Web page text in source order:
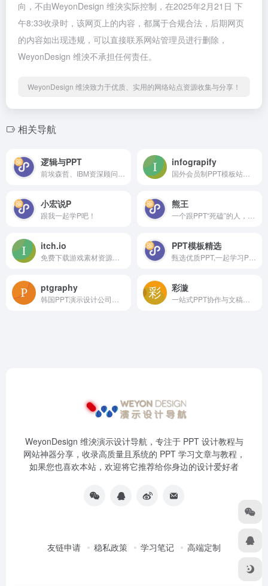
向，不由WeyonDesign 维泱实际控制，在2025年2月21日 下
午8:33收录时，该网页上的内容，都属于合规合法，后期网页
的内容如出现违规，可以直接联系网站管理员进行删除，
WeyonDesign 维泱不承担任何责任。
WeyonDesign 维泱致力于优质、实用的网络站点资源收集与分享！
相关导航
逻辑与PPT infograpify
小宏说P
跟我一起学P吧！
熊王
itch.io PPT模板精选
ptgraphy 彩漩
WeyonDesign 维泱演示设计导航，专注于 PPT 设计教程与
网站神器分享，收录高质量且系统的 PPT 学习文章与教程，
如果您也喜欢本站，欢迎将它推荐给你身边的设计爱好者
友链申请 稳私政策 学习笔记 高端定制